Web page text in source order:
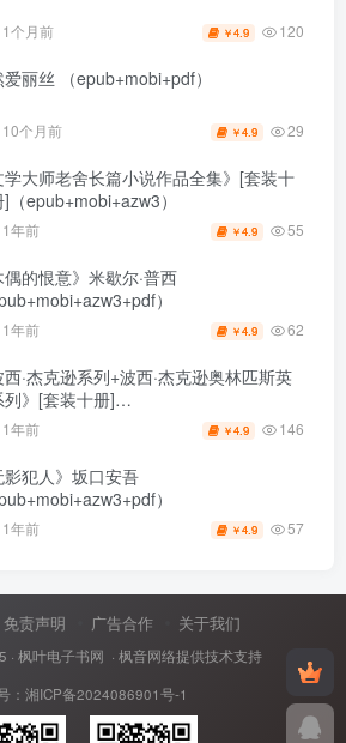
1个月前 ￥4.9 120
丽丝 （epub+mobi+pdf）
10个月前 ￥4.9 29
学大师老舍长篇小说作品全集》[套装十
（epub+mobi+azw3）
1年前 ￥4.9 55
偶的恨意》米歇尔·普西
）
1年前 ￥4.9 62
西·杰克逊系列+波西·杰克逊奥林匹斯英
列》[套装十册]
）
1年前 ￥4.9 146
影犯人》坂口安吾
）
1年前 ￥4.9 57
免责声明 广告合作 关于我们
· 枫叶电子书网 · 枫音网络提供技术支持
： 湘ICP备2024086901号-1